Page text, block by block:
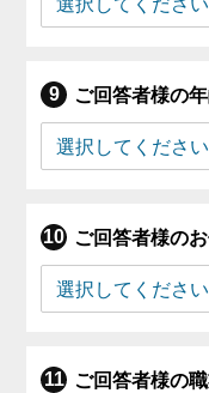
ご回答者様の
ご回答者様の
ご回答者様の